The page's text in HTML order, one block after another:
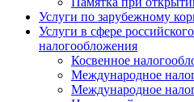
Услуги по зарубежному
Услуги в сфере
налогообложения
Косвенное
Международное
Международное